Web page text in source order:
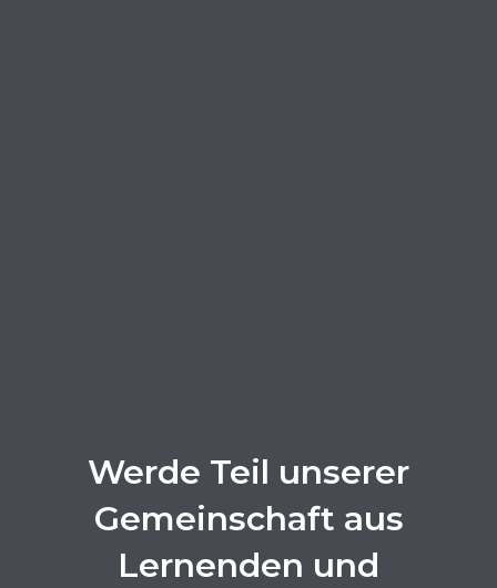
Werde Teil unserer
Gemeinschaft aus
Lernenden und